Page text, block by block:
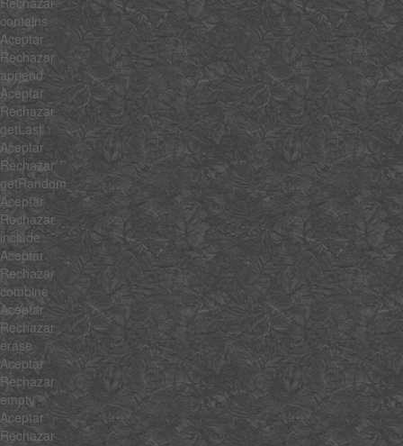
contains
Aceptar
Rechazar
append
Aceptar
Rechazar
getLast
Aceptar
Rechazar
getRandom
Aceptar
Rechazar
include
Aceptar
Rechazar
combine
Aceptar
Rechazar
erase
Aceptar
Rechazar
empty
Aceptar
Rechazar